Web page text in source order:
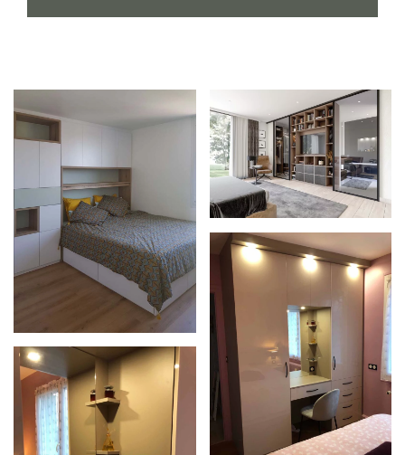
Zoom
Zoom
Zoom